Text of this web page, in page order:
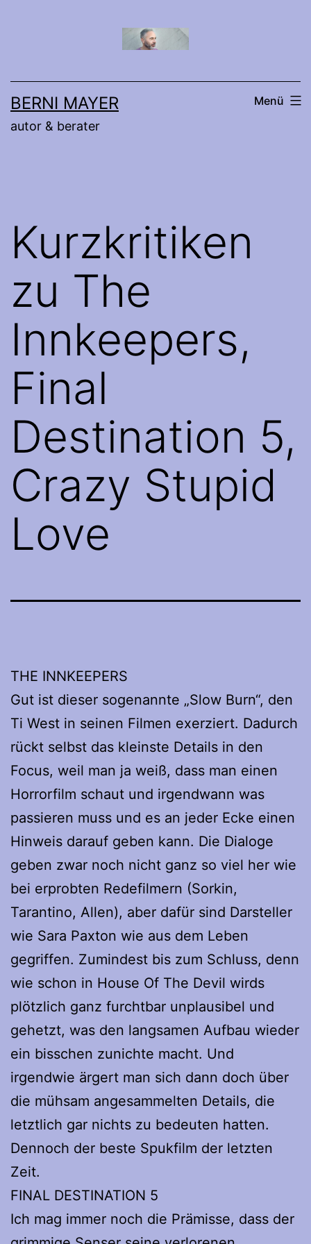
BERNI MAYER
autor & berater
Menü
Kurzkritiken
zu The
Innkeepers,
Final
Destination 5,
Crazy Stupid
Love
THE INNKEEPERS
Gut ist dieser sogenannte „Slow Burn“, den
Ti West in seinen Filmen exerziert. Dadurch
rückt selbst das kleinste Details in den
Focus, weil man ja weiß, dass man einen
Horrorfilm schaut und irgendwann was
passieren muss und es an jeder Ecke einen
Hinweis darauf geben kann. Die Dialoge
geben zwar noch nicht ganz so viel her wie
bei erprobten Redefilmern (Sorkin,
Tarantino, Allen), aber dafür sind Darsteller
wie Sara Paxton wie aus dem Leben
gegriffen. Zumindest bis zum Schluss, denn
wie schon in House Of The Devil wirds
plötzlich ganz furchtbar unplausibel und
gehetzt, was den langsamen Aufbau wieder
ein bisschen zunichte macht. Und
irgendwie ärgert man sich dann doch über
die mühsam angesammelten Details, die
letztlich gar nichts zu bedeuten hatten.
Dennoch der beste Spukfilm der letzten
Zeit.
FINAL DESTINATION 5
Ich mag immer noch die Prämisse, dass der